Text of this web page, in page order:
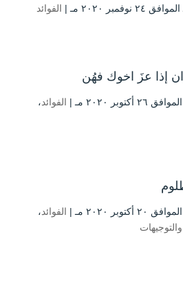
الفوائد
إذا عزَ اخوك فهُن
الفوائد،
الفوائد،